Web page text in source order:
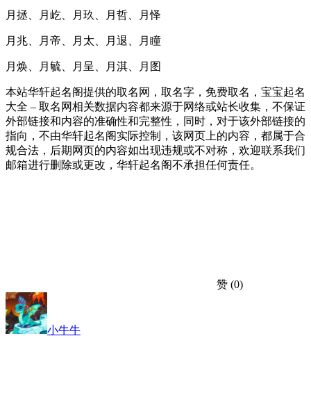
月拯、月屹、月玖、月哲、月怿
月兆、月帝、月太、月退、月瞳
月焕、月毓、月呈、月淇、月图
本站华轩起名阁提供的取名网，取名字，免费取名，宝宝起名
大全 – 取名网相关数据内容都来源于网络或站长收集，不保证
外部链接和内容的准确性和完整性，同时，对于该外部链接的
指向，不由华轩起名阁实际控制，该网页上的内容，都属于合
规合法，后期网页的内容如出现违规或不对称，欢迎联系我们
邮箱进行删除或更改，华轩起名阁不承担任何责任。
赞 (0)
小牛牛